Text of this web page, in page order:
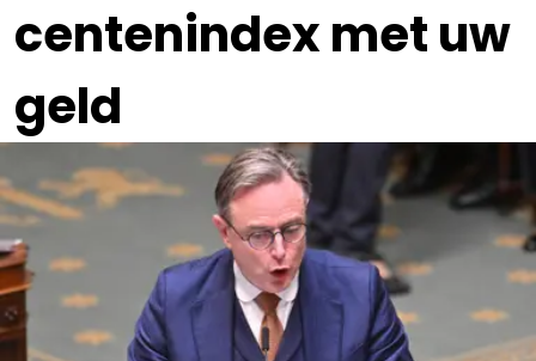
centenindex met uw
geld